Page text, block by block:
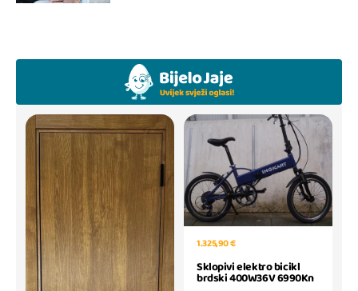
1.325,90 €
Sklopivi elektro bicikl
brdski 400W36V 6990Kn